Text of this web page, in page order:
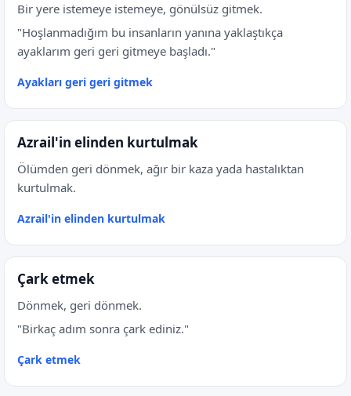
Bir yere istemeye istemeye, gönülsüz gitmek.
"Hoşlanmadığım bu insanların yanına yaklaştıkça
ayaklarım geri geri gitmeye başladı."
Ayakları geri geri gitmek
Azrail'in elinden kurtulmak
Ölümden geri dönmek, ağır bir kaza yada hastalıktan
kurtulmak.
Azrail'in elinden kurtulmak
Çark etmek
Dönmek, geri dönmek.
"Birkaç adım sonra çark ediniz."
Çark etmek